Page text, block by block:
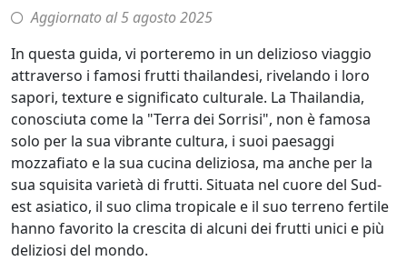
Aggiornato al5 agosto 2025
In questa guida, vi porteremo in un delizioso viaggio
attraverso i famosi frutti thailandesi, rivelando i loro
sapori, texture e significato culturale. La Thailandia,
conosciuta come la "Terra dei Sorrisi", non è famosa
solo per la sua vibrante cultura, i suoi paesaggi
mozzafiato e la sua cucina deliziosa, ma anche per la
sua squisita varietà di frutti. Situata nel cuore del Sud-
est asiatico, il suo clima tropicale e il suo terreno fertile
hanno favorito la crescita di alcuni dei frutti unici e più
deliziosi del mondo.